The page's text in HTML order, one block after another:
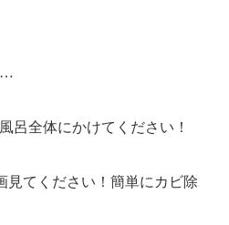
…
呂全体にかけてください！
見てください！簡単にカビ除